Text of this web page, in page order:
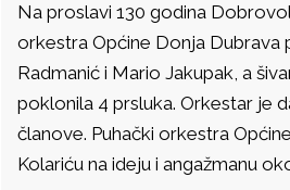
Na proslavi 130 godina
orkestra Općine Donja Dubrava
Radmanić i Mario Jakupak, a
poklonila 4 prsluka. Orkestar je
članove. Puhački orkestra
Kolariću na ideju i angažmanu